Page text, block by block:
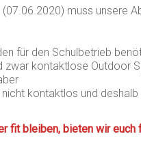
muss unsere
für den Schulbetrieb
zwar kontaktlose Outdoor
kontaktlos und deshalb
fit bleiben, bieten wir